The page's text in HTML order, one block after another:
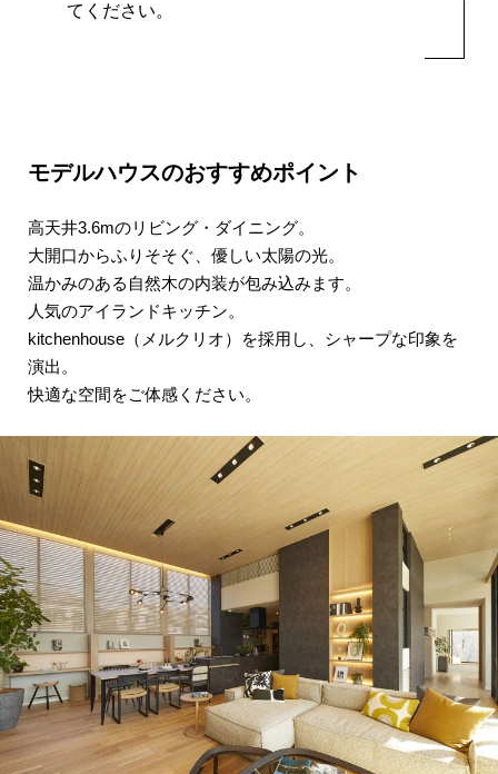
てください。
モデルハウスのおすすめポイント
高天井3.6mのリビング・ダイニング。
大開口からふりそそぐ、優しい太陽の光。
温かみのある自然木の内装が包み込みます。
人気のアイランドキッチン。
kitchenhouse（メルクリオ）を採用し、 シャープな印象を
演出。
快適な空間をご体感ください。